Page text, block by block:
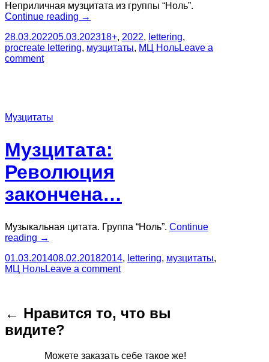
Неприличная музцитата из группы “Ноль”.
Continue reading “Музцитата
Фендер
стратокастер”
→
28.03.202205.03.202318+, 2022, lettering,
procreate lettering, музцитаты, МЦ НольLeave a
comment
Музцитаты
Музцитата:
Революция
закончена…
Музыкальная цитата. Группа “Ноль”. Continue
reading “Музцитата:
закончена…”
→
01.03.201408.02.20182014, lettering, музцитаты,
МЦ НольLeave a comment
← Нравится то, что вы
видите?
Можете заказать себе такое же!